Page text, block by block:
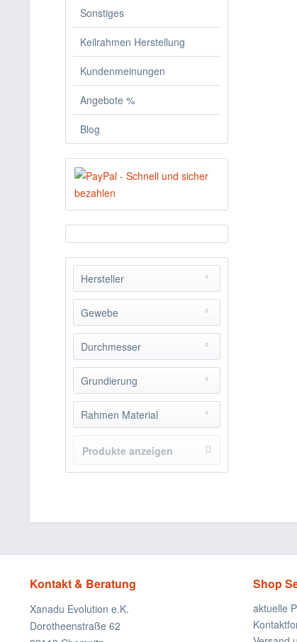
Sonstiges
Keilrahmen Herstellung
Kundenmeinungen
Angebote %
Blog
Hersteller
Xanadu Frames
Gewebe
Baumwolle 380g
Durchmesser
100cm
Grundierung
weiss uni Grundierung
Rahmen Material
10 Schicht Kiefer Multiplex Holz
Produkte anzeigen
Kontakt & Beratung
Xanadu Evolution e.K.
Dorotheenstraße 62
Shop
aktuelle